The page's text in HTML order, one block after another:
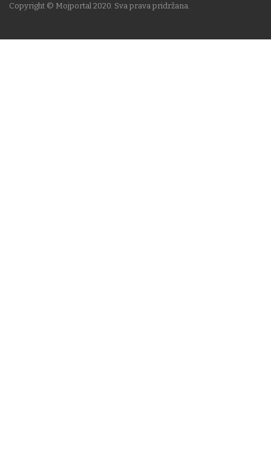
Copyright © Mojportal 2020. Sva prava pridržana.